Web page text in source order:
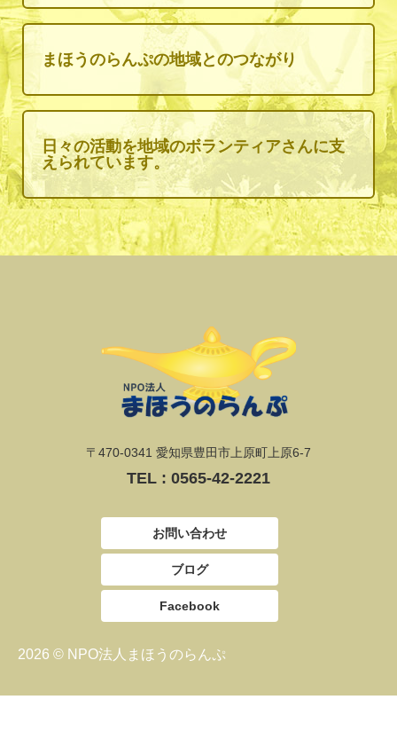
まほうのらんぷの地域とのつながり
日々の活動を地域のボランティアさんに支
えられています。
〒470-0341 愛知県豊田市上原町上原6-7
TEL : 0565-42-2221
お問い合わせ
ブログ
Facebook
2026 © NPO法人まほうのらんぷ